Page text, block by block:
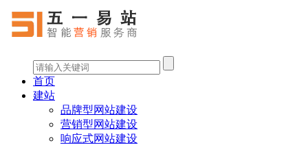
首页
建站
品牌型网站建设
营销型网站建设
响应式网站建设